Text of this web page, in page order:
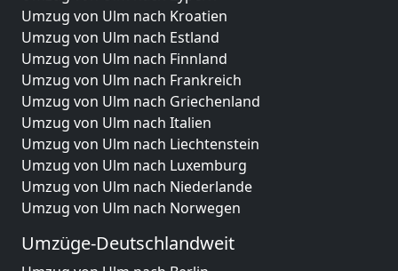
Umzug von Ulm nach Kroatien
Umzug von Ulm nach Estland
Umzug von Ulm nach Finnland
Umzug von Ulm nach Frankreich
Umzug von Ulm nach Griechenland
Umzug von Ulm nach Italien
Umzug von Ulm nach Liechtenstein
Umzug von Ulm nach Luxemburg
Umzug von Ulm nach Niederlande
Umzug von Ulm nach Norwegen
Umzüge-Deutschlandweit